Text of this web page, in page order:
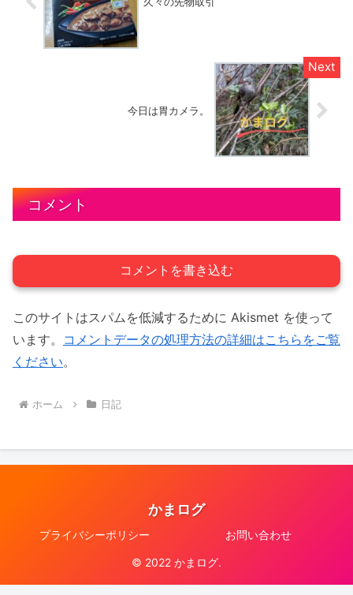
今日は胃カメラ。
コメント
コメントを書き込む
このサイトはスパムを低減するために Akismet を使って
います。 コメントデータの処理方法の詳細はこちらをご覧
ください。
ホーム 日記
かまログ
プライバシーポリシー お問い合わせ
© 2022 かまログ.